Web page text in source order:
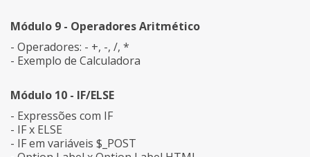
Módulo 9 - Operadores Aritmético
- Operadores: - +, -, /, *
- Exemplo de Calculadora
Módulo 10 - IF/ELSE
- Expressões com IF
- IF x ELSE
- IF em variáveis $_POST